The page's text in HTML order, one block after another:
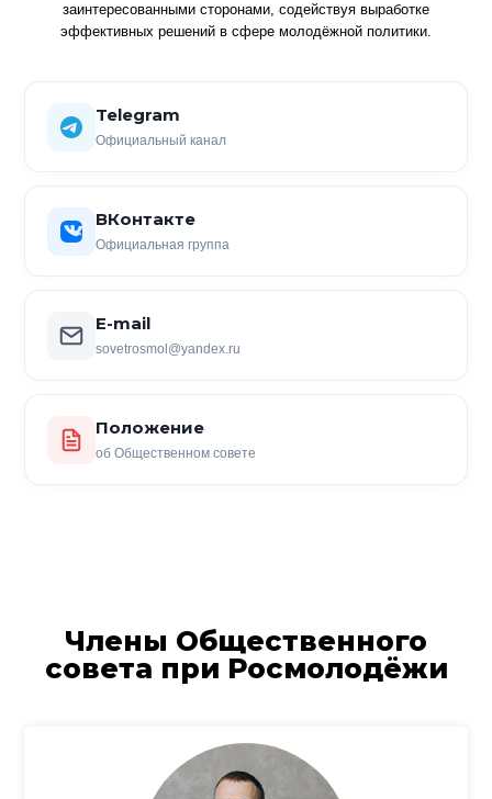
заинтересованными сторонами, содействуя выработке
эффективных решений в сфере молодёжной политики.
Telegram
Официальный канал
ВКонтакте
Официальная группа
E-mail
sovetrosmol@yandex.ru
Положение
об Общественном совете
Члены Общественного
совета при Росмолодёжи